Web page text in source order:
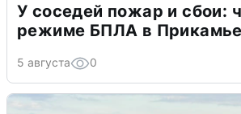
У соседей пожар и сбои:
режиме БПЛА в Прикамье
5 августа 0